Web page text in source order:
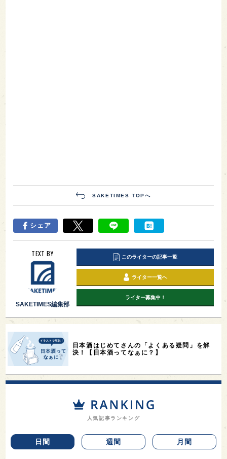
SAKETIMES TOPへ
シェア
TEXT BY
SAKETIMES編集部
このライターの記事一覧
ライター一覧へ
ライター募集中！
日本酒はじめてさんの「よくある疑問」を解
決！【日本酒ってなぁに？】
人気記事ランキング
日間 週間 月間